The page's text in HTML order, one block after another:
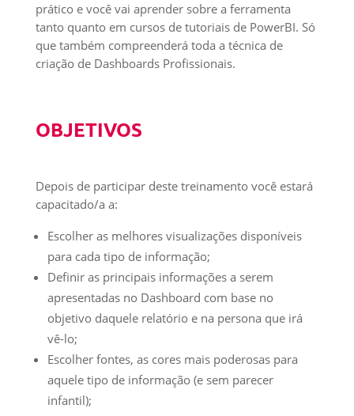
prático e você vai aprender sobre a ferramenta
tanto quanto em cursos de tutoriais de PowerBI. Só
que também compreenderá toda a técnica de
criação de Dashboards Profissionais.
OBJETIVOS
Depois de participar deste treinamento você estará
capacitado/a a:
Escolher as melhores visualizações disponíveis
para cada tipo de informação;
Definir as principais informações a serem
apresentadas no Dashboard com base no
objetivo daquele relatório e na persona que irá
vê-lo;
Escolher fontes, as cores mais poderosas para
aquele tipo de informação (e sem parecer
infantil);